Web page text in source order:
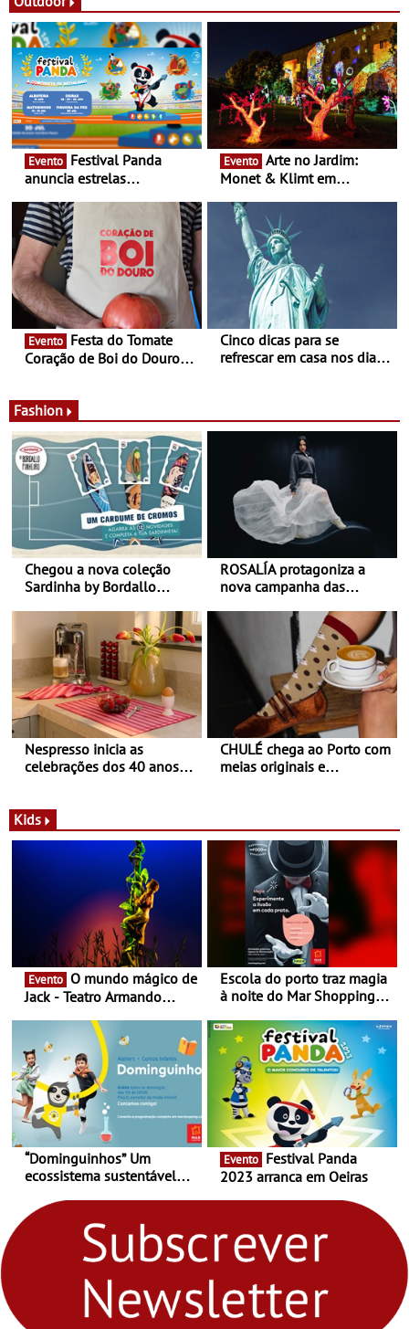
durante cinco dias de festa
em Oeiras e na Maia
família e muito mais
Evento
anuncia estrelas
- Entre Junho e Julho pelo
país
Evento
Monet & Klimt em
ao final de Setembro -
Experiência luminosa no
jardim do Museu de
Alberto Sampaio
Evento
Coração de Boi do Douro -
Cinco dicas para se
refrescar em casa nos dias
Fashion
Chegou a nova coleção
Sardinha by Bordallo
ROSALÍA protagoniza a
nova campanha das
Balance
Nespresso inicia as
celebrações dos 40 anos
Novas - Edição limitada
Nespresso x Torres Novas
CHULÉ chega ao Porto com
meias originais e
Shopping
Kids
Evento
Jack - Teatro Armando
Escola do porto traz magia
à noite do Mar Shopping
29 de abril, às 21h00
“Dominguinhos” Um
ecossistema sustentável
fores - Atelier de Educação
Ambiental nos
“Dominguinhos” de 23 de
Evento
2023 arranca em Oeiras